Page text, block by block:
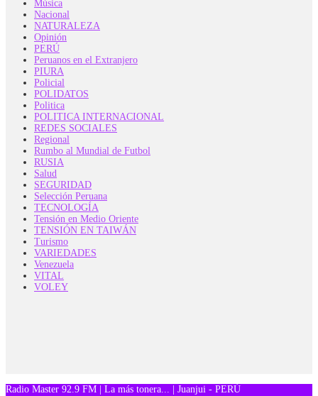
Música
Nacional
NATURALEZA
Opinión
PERÚ
Peruanos en el Extranjero
PIURA
Policial
POLIDATOS
Politica
POLITICA INTERNACIONAL
REDES SOCIALES
Regional
Rumbo al Mundial de Futbol
RUSIA
Salud
SEGURIDAD
Selección Peruana
TECNOLOGÍA
Tensión en Medio Oriente
TENSIÓN EN TAIWÁN
Turismo
VARIEDADES
Venezuela
VITAL
VOLEY
Radio Master 92.9 FM | La más tonera... | Juanjui - PERÚ